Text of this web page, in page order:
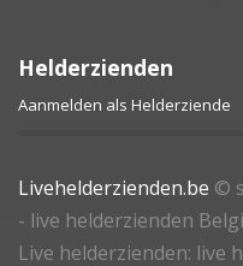
Helderzienden
Aanmelden als Helderziende
Livehelderzienden.be ©
- live helderzienden
Live helderzienden: live